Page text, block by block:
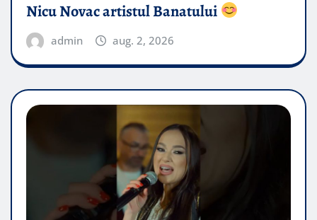
Nicu Novac artistul Banatului
admin aug. 2, 2026